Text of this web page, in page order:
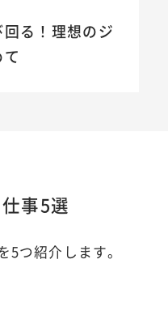
回る！理想のジ
事5選
5つ紹介します。